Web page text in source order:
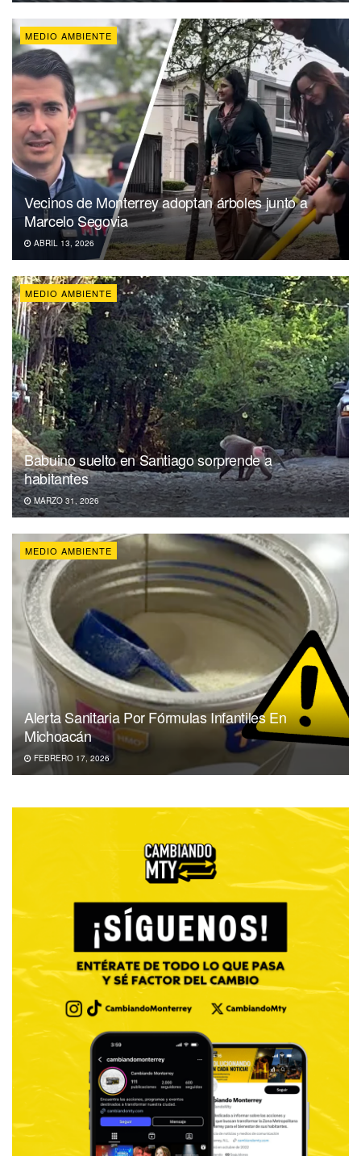
MEDIO AMBIENTE
Vecinos de Monterrey adoptan árboles junto a
Marcelo Segovia
ABRIL 13, 2026
MEDIO AMBIENTE
Babuino suelto en Santiago sorprende a
habitantes
MARZO 31, 2026
MEDIO AMBIENTE
Alerta Sanitaria Por Fórmulas Infantiles En
Michoacán
FEBRERO 17, 2026